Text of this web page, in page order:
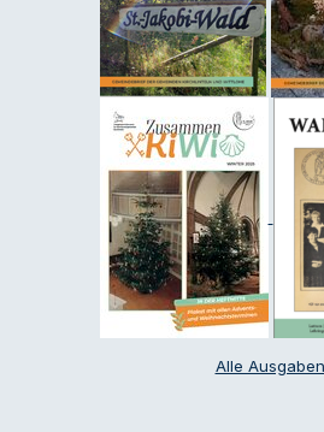
Alle Ausgaben